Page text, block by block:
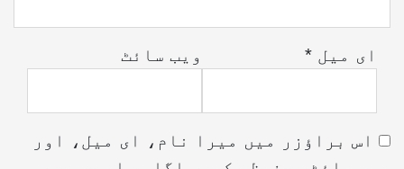
ای میل * ویب‌ سائٹ
اس براؤزر میں میرا نام، ای میل، اور